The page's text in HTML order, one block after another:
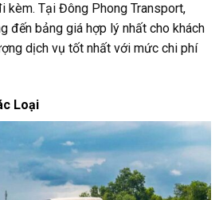
kèm. Tại Đông Phong Transport,
đến bảng giá hợp lý nhất cho khách
dịch vụ tốt nhất với mức chi phí
Loại